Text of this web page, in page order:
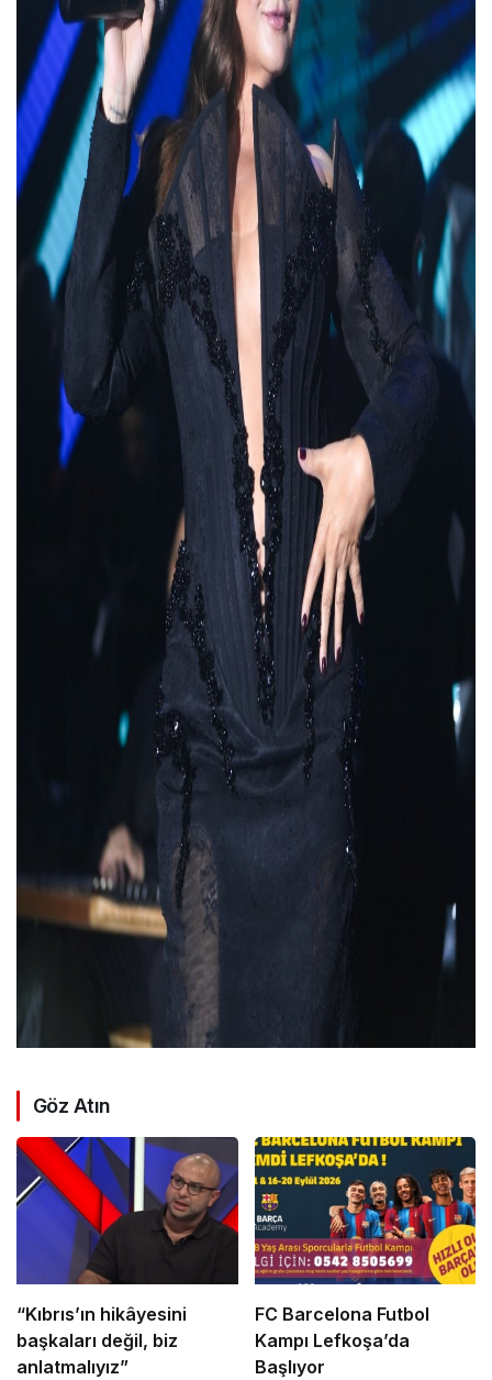
Göz Atın
“Kıbrıs’ın hikâyesini
başkaları değil, biz
anlatmalıyız”
FC Barcelona Futbol
Kampı Lefkoşa’da
Başlıyor